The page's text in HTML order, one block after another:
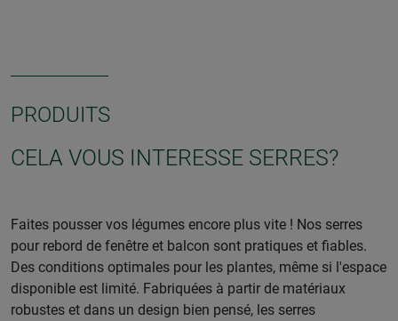
PRODUITS
CELA VOUS INTERESSE SERRES?
Faites pousser vos légumes encore plus vite ! Nos serres
pour rebord de fenêtre et balcon sont pratiques et fiables.
Des conditions optimales pour les plantes, même si l'espace
disponible est limité. Fabriquées à partir de matériaux
robustes et dans un design bien pensé, les serres